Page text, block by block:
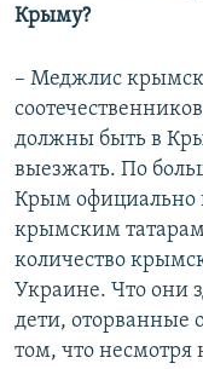
Крыму?
– Меджлис
должны быть в
выезжать. По
Крым официально
крымским
количество
Украине. Что они
дети, оторванные
том, что